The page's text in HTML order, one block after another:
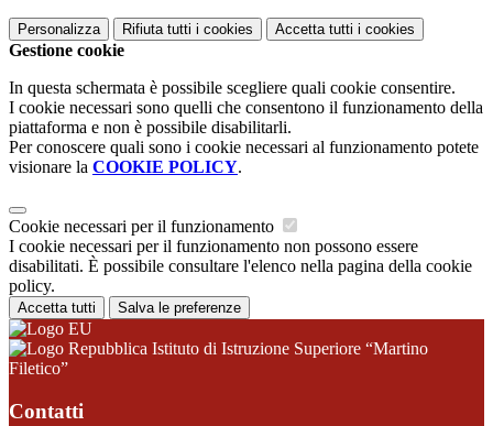
Personalizza Rifiuta tutti i cookies Accetta tutti i cookies
Gestione cookie
In questa schermata è possibile scegliere quali cookie consentire.
I cookie necessari sono quelli che consentono il funzionamento della
piattaforma e non è possibile disabilitarli.
Per conoscere quali sono i cookie necessari al funzionamento potete
visionare la COOKIE POLICY.
Cookie necessari per il funzionamento
I cookie necessari per il funzionamento non possono essere
disabilitati. È possibile consultare l'elenco nella pagina della cookie
policy.
Accetta tutti Salva le preferenze
Istituto di Istruzione Superiore “Martino
Filetico”
Contatti